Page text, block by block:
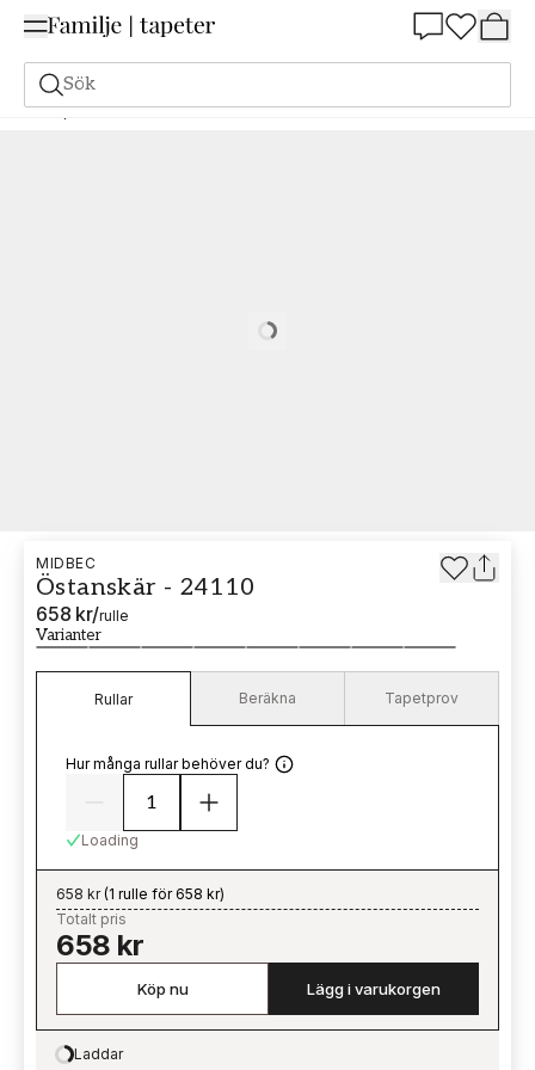
Sök
Tapeter Varumärken Midbec Sunnanö Östanskär - 24110
Loading…
MIDBEC
Östanskär - 24110
658 kr/rulle
Varianter
Rullar Beräkna Tapetprov
Hur många rullar behöver du?
Loading
658 kr(1 rulle för 658 kr)
Totalt pris
658 kr
Köp nu Lägg i varukorgen
Laddar